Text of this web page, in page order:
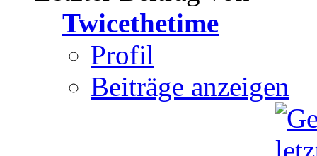
Twicethetime
Profil
Beiträge anzeigen